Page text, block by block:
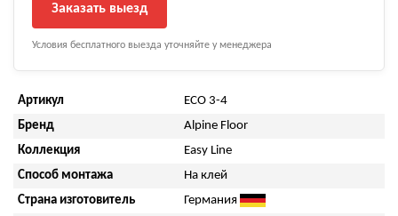
Заказать выезд
Условия бесплатного выезда уточняйте у менеджера
Артикул
ECO 3-4
Бренд
Alpine Floor
Коллекция
Easy Line
Способ монтажа
На клей
Страна изготовитель
Германия